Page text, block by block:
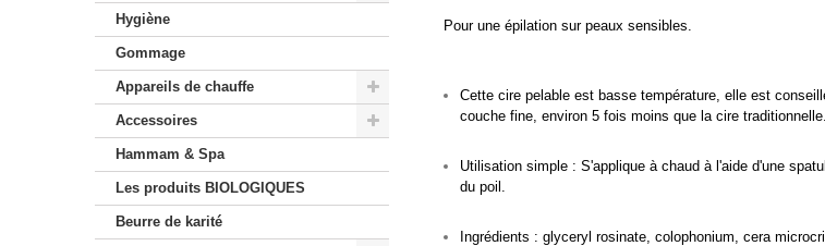
Hygiène
Gommage
Appareils de chauffe
Accessoires
Hammam & Spa
Les produits BIOLOGIQUES
Beurre de karité
Pour une épilation sur peaux sensibles.
Cette cire pelable est basse température, elle est
couche fine, environ 5 fois moins que la cire traditionnelle.
Utilisation simple : S'applique à chaud à l'aide d'une
du poil.
Ingrédients : glyceryl rosinate, colophonium, cera